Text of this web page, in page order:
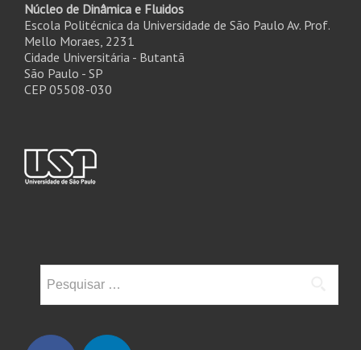
Núcleo de Dinâmica e Fluidos
Escola Politécnica da Universidade de São Paulo Av. Prof.
Mello Moraes, 2231
Cidade Universitária - Butantã
São Paulo - SP
CEP 05508-030
por: